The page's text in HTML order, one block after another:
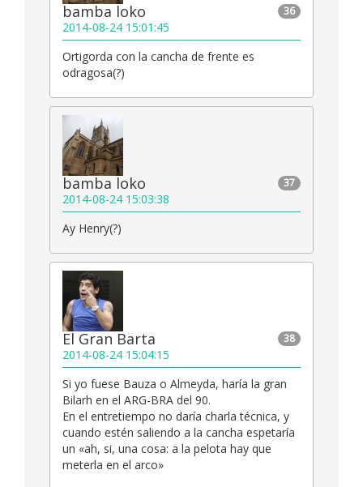
36
bamba loko
2014-08-24 15:01:45
Ortigorda con la cancha de frente es
odragosa(?)
37
bamba loko
2014-08-24 15:03:38
Ay Henry(?)
38
El Gran Barta
2014-08-24 15:04:15
Si yo fuese Bauza o Almeyda, haría la gran
Bilarh en el ARG-BRA del 90.
En el entretiempo no daría charla técnica, y
cuando estén saliendo a la cancha espetaría
un «ah, si, una cosa: a la pelota hay que
meterla en el arco»